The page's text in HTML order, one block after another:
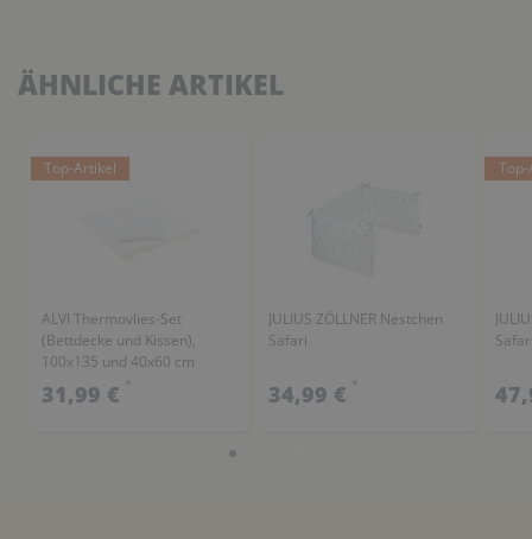
ÄHNLICHE ARTIKEL
Top-Artikel
ALVI Thermovlies-Set
(Bettdecke und Kissen),
100x135 und 40x60 cm
31,99 € *
JULIUS ZÖLLNER Nestchen
Safari
34,99 € *